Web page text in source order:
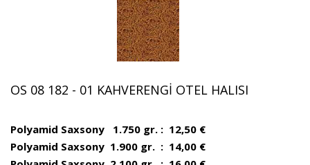
OS 08 182 - 01 KAHVERENGI OTEL HALISI
Polyamid Saxsony 1.750 gr. : 12,50 €
Polyamid Saxsony 1.900 gr. : 14,00 €